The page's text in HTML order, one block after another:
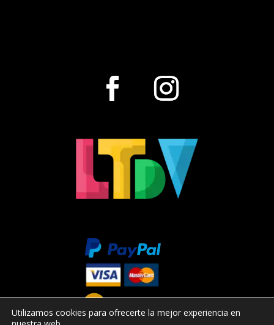
Utilizamos cookies para ofrecerte la mejor experiencia en